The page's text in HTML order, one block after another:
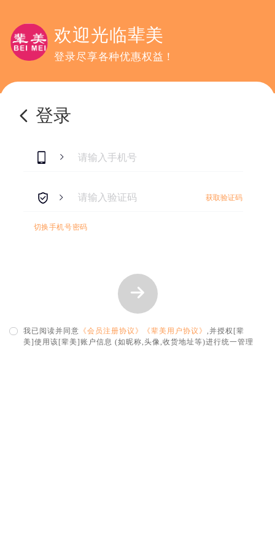
欢迎光临辈美
登录尽享各种优惠权益！
登录
获取验证码
切换手机号密码
我已阅读并同意 《会员注册协议》 《辈美用户协议》
,并授权[辈
美]使用该[辈美]账户信息 (如昵称,头像,收货地址等)进行统一管理